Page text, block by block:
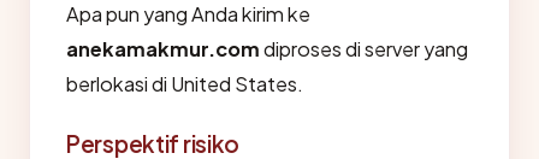
Apa pun yang Anda kirim ke
anekamakmur.comdiproses di server yang
berlokasi di United States.
Perspektif risiko